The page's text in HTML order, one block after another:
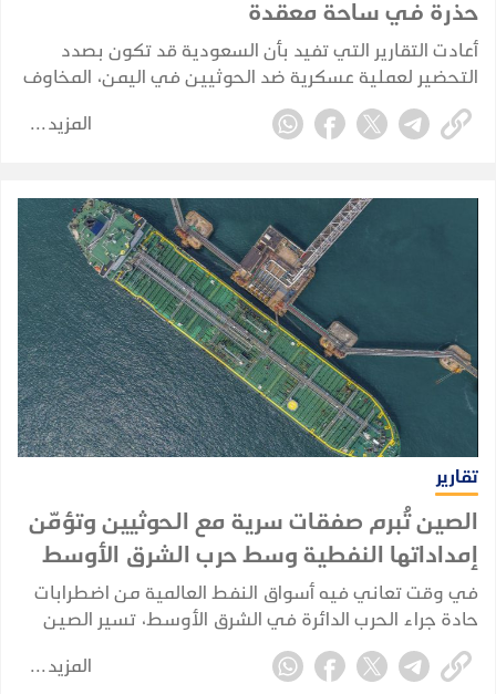
حذرة في ساحة معقدة
أعادت التقارير التي تفيد بأن السعودية قد تكون بصدد
التحضير لعملية عسكرية ضد الحوثيين في اليمن، المخاوف
من أن تنجر الرياض مجددًا إلى حرب برية مباشرة. لكن الأدلة
المتوفرة حاليًا تشير إلى تخطيط احترازي وإعادة تموضع
المزيد
تقارير
الصين تُبرم صفقات سرية مع الحوثيين وتؤمّن
إمداداتها النفطية وسط حرب الشرق الأوسط
في وقت تعاني فيه أسواق النفط العالمية من اضطرابات
حادة جراء الحرب الدائرة في الشرق الأوسط، تسير الصين
في اتجاه مختلف؛ إذ تُبرم صفقاتها الخاصة وتُكرّس نفوذها
الاستراتيجي بعيداً عن الأضواء، بينما تتصارع إدارة ترامب
المزيد